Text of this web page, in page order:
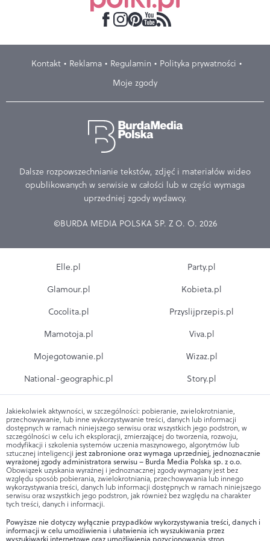
Kontakt Reklama Regulamin
Polityka prywatności
Moje zgody
Dalsze rozpowszechnianie tekstów, zdjęć i materiałów wideo
opublikowanych w serwisie w całości lub w części wymaga
uprzedniej zgody wydawcy.
©BURDA MEDIA POLSKA SP. Z O. O. 2026
Elle.pl
Glamour.pl
Cocolita.pl
Mamotoja.pl
Mojegotowanie.pl
National-geographic.pl
Party.pl
Kobieta.pl
Przyslijprzepis.pl
Viva.pl
Wizaz.pl
Story.pl
Jakiekolwiek aktywności, w szczególności: pobieranie, zwielokrotnianie,
przechowywanie, lub inne wykorzystywanie treści, danych lub informacji
dostępnych w ramach niniejszego serwisu oraz wszystkich jego podstron, w
szczególności w celu ich eksploracji, zmierzającej do tworzenia, rozwoju,
modyfikacji i szkolenia systemów uczenia maszynowego, algorytmów lub
sztucznej inteligencji jest zabronione oraz wymaga uprzedniej, jednoznacznie
wyrażonej zgody administratora serwisu – Burda Media Polska sp. z o.o.
Obowiązek uzyskania wyraźnej i jednoznacznej zgody wymagany jest bez
względu sposób pobierania, zwielokrotniania, przechowywania lub innego
wykorzystywania treści, danych lub informacji dostępnych w ramach niniejszego
serwisu oraz wszystkich jego podstron, jak również bez względu na charakter
tych treści, danych i informacji.
Powyższe nie dotyczy wyłącznie przypadków wykorzystywania treści, danych i
informacji w celu umożliwienia i ułatwienia ich wyszukiwania przez
wyszukiwarki internetowe oraz umożliwienia pozycjonowania stron